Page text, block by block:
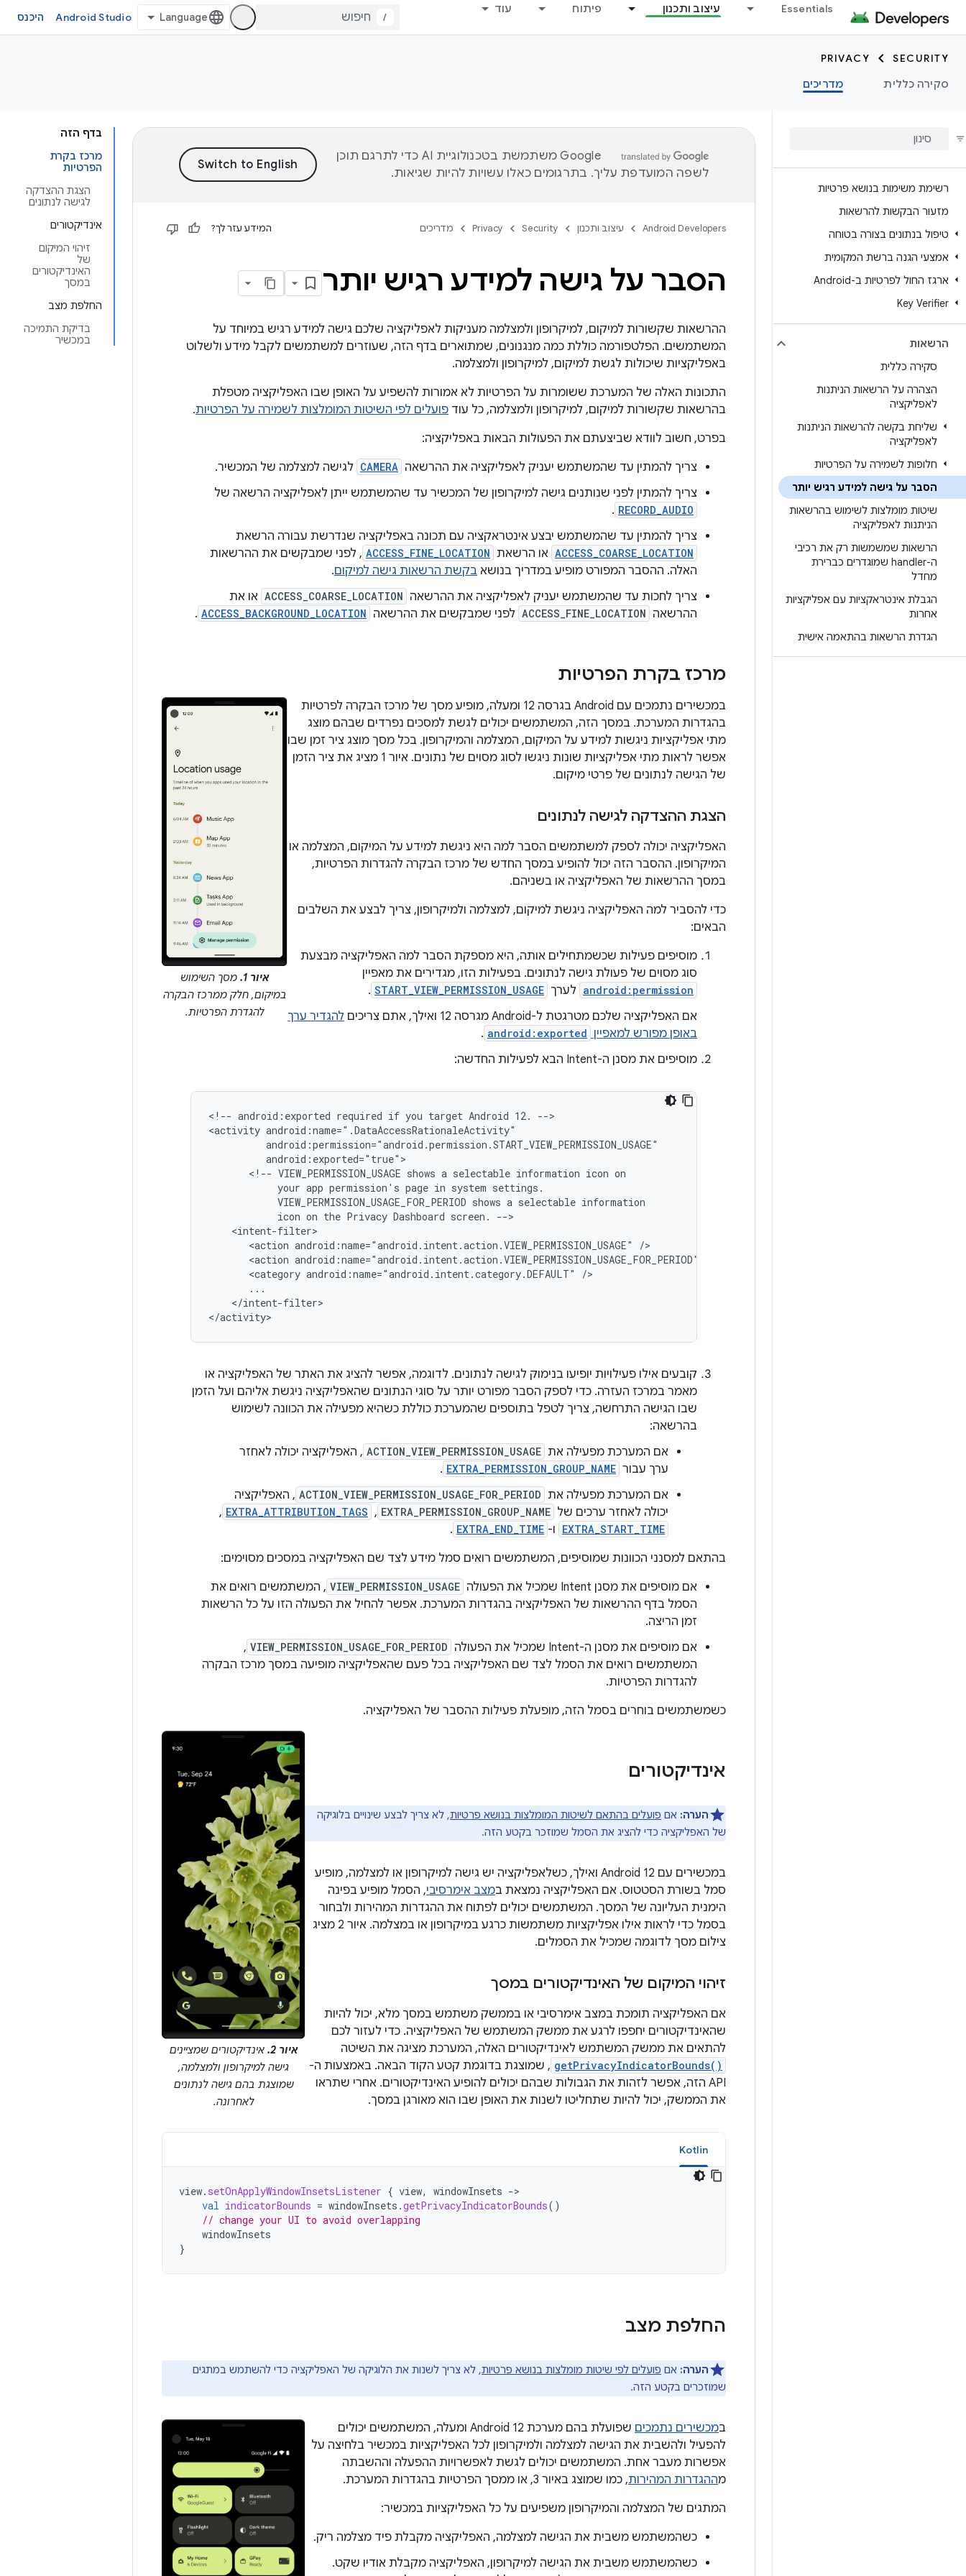
Essentials עיצוב ותכנון פיתוח עוד
/
Android Studio היכנס
SECURITY
PRIVACY
סקירה כללית
מדריכים
רשימת משימות בנושא פרטיות
מזעור הבקשות להרשאות
טיפול בנתונים בצורה בטוחה
אמצעי הגנה ברשת המקומית
ארגז החול לפרטיות ב-Android
Key Verifier
הרשאות
סקירה כללית
הצהרה על הרשאות הניתנות
לאפליקציה
שליחת בקשה להרשאות הניתנות
לאפליקציה
חלופות לשמירה על הפרטיות
הסבר על גישה למידע רגיש יותר
שיטות מומלצות לשימוש בהרשאות
הניתנות לאפליקציה
הרשאות שמשמשות רק את רכיבי
ה-handler שמוגדרים כברירת
מחדל
הגבלת אינטראקציות עם אפליקציות
אחרות
הגדרת הרשאות בהתאמה אישית
בדף הזה
מרכז בקרת
הפרטיות
הצגת ההצדקה
לגישה לנתונים
אינדיקטורים
זיהוי המיקום
של
האינדיקטורים
במסך
החלפת מצב
בדיקת התמיכה
במכשיר
‫Google משתמשת בטכנולוגיית AI כדי לתרגם תוכן
לשפה המועדפת עליך. בתרגומים כאלו עשויות להיות שגיאות.
Android Developers עיצוב ותכנון Security
Privacy מדריכים המידע עזר לך?
הסבר על גישה למידע רגיש יותר
ההרשאות שקשורות למיקום, למיקרופון ולמצלמה מעניקות לאפליקציה שלכם גישה למידע רגיש במיוחד על
המשתמשים. הפלטפורמה כוללת כמה מנגנונים, שמתוארים בדף הזה, שעוזרים למשתמשים לקבל מידע ולשלוט
באפליקציות שיכולות לגשת למיקום, למיקרופון ולמצלמה.
התכונות האלה של המערכת ששומרות על הפרטיות לא אמורות להשפיע על האופן שבו האפליקציה מטפלת
בהרשאות שקשורות למיקום, למיקרופון ולמצלמה, כל עוד פועלים לפי השיטות המומלצות לשמירה על הפרטיות.
בפרט, חשוב לוודא שביצעתם את הפעולות הבאות באפליקציה:
צריך להמתין עד שהמשתמש יעניק לאפליקציה את ההרשאה CAMERA לגישה למצלמה של המכשיר.
צריך להמתין לפני שנותנים גישה למיקרופון של המכשיר עד שהמשתמש ייתן לאפליקציה הרשאה של
RECORD_AUDIO
.
צריך להמתין עד שהמשתמש יבצע אינטראקציה עם תכונה באפליקציה שנדרשת עבורה הרשאת
ACCESS_COARSE_LOCATION או הרשאת ACCESS_FINE_LOCATION , לפני שמבקשים את ההרשאות
האלה. ההסבר המפורט מופיע במדריך בנושא בקשת הרשאות גישה למיקום.
צריך לחכות עד שהמשתמש יעניק לאפליקציה את ההרשאה ACCESS_COARSE_LOCATION או את
ההרשאה ACCESS_FINE_LOCATION לפני שמבקשים את ההרשאה ACCESS_BACKGROUND_LOCATION
.
מרכז בקרת הפרטיות
איור 1.
מסך השימוש
במיקום, חלק ממרכז הבקרה
להגדרת הפרטיות.
במכשירים נתמכים עם Android בגרסה 12 ומעלה, מופיע מסך של מרכז הבקרה לפרטיות
בהגדרות המערכת. במסך הזה, המשתמשים יכולים לגשת למסכים נפרדים שבהם מוצג
מתי אפליקציות ניגשות למידע על המיקום, המצלמה והמיקרופון. בכל מסך מוצג ציר זמן שבו
אפשר לראות מתי אפליקציות שונות ניגשו לסוג מסוים של נתונים. איור 1 מציג את ציר הזמן
של הגישה לנתונים של פרטי מיקום.
הצגת ההצדקה לגישה לנתונים
האפליקציה יכולה לספק למשתמשים הסבר למה היא ניגשת למידע על המיקום, המצלמה או
המיקרופון. ההסבר הזה יכול להופיע במסך החדש של מרכז הבקרה להגדרות הפרטיות,
במסך ההרשאות של האפליקציה או בשניהם.
כדי להסביר למה האפליקציה ניגשת למיקום, למצלמה ולמיקרופון, צריך לבצע את השלבים
הבאים:
מוסיפים פעילות שכשמתחילים אותה, היא מספקת הסבר למה האפליקציה מבצעת
סוג מסוים של פעולת גישה לנתונים. בפעילות הזו, מגדירים את מאפיין
android:permission לערך START_VIEW_PERMISSION_USAGE
.
אם האפליקציה שלכם מטרגטת ל-Android מגרסה 12 ואילך, אתם צריכים
להגדיר ערך
באופן מפורש למאפיין android:exported
.
מוסיפים את מסנן ה-Intent הבא לפעילות החדשה:
<!-- android:exported required if you target Android 12.
-->
<activity
<!-- VIEW_PERMISSION_USAGE shows a selectable information icon
your app permission's page in system
VIEW_PERMISSION_USAGE_FOR_PERIOD shows a selectable
icon on the Privacy Dashboard screen.
<action android:name="android.intent.action.VIEW_PERMISSION_USAGE"
<action android:name="android.intent.action.VIEW_PERMISSION_USAGE_FOR_PERIOD"
<category android:name="android.intent.category.DEFAULT"
</intent-filter>
</activity>
קובעים אילו פעילויות יופיעו בנימוק לגישה לנתונים. לדוגמה, אפשר להציג את האתר של האפליקציה או
מאמר במרכז העזרה. כדי לספק הסבר מפורט יותר על סוגי הנתונים שהאפליקציה ניגשת אליהם ועל הזמן
שבו הגישה התרחשה, צריך לטפל בתוספים שהמערכת כוללת כשהיא מפעילה את הכוונה לשימוש
בהרשאה:
אם המערכת מפעילה את ACTION_VIEW_PERMISSION_USAGE , האפליקציה יכולה לאחזר
ערך עבור EXTRA_PERMISSION_GROUP_NAME
.
אם המערכת מפעילה את ACTION_VIEW_PERMISSION_USAGE_FOR_PERIOD , האפליקציה
יכולה לאחזר ערכים של EXTRA_PERMISSION_GROUP_NAME
,‏
EXTRA_ATTRIBUTION_TAGS
,‏
EXTRA_START_TIME ו- EXTRA_END_TIME
.
בהתאם למסנני הכוונות שמוסיפים, המשתמשים רואים סמל מידע לצד שם האפליקציה במסכים מסוימים:
אם מוסיפים את מסנן Intent שמכיל את הפעולה
VIEW_PERMISSION_USAGE , המשתמשים רואים את
הסמל בדף ההרשאות של האפליקציה בהגדרות המערכת. אפשר להחיל את הפעולה הזו על כל הרשאות
זמן הריצה.
אם מוסיפים את מסנן ה-Intent שמכיל את הפעולה
VIEW_PERMISSION_USAGE_FOR_PERIOD
,
המשתמשים רואים את הסמל לצד שם האפליקציה בכל פעם שהאפליקציה מופיעה במסך מרכז הבקרה
להגדרות הפרטיות.
כשמשתמשים בוחרים בסמל הזה, מופעלת פעילות ההסבר של האפליקציה.
איור 2.
אינדיקטורים שמציינים
גישה למיקרופון ולמצלמה,
שמוצגת בהם גישה לנתונים
לאחרונה.
אינדיקטורים
הערה: אם פועלים בהתאם לשיטות המומלצות בנושא פרטיות, לא צריך לבצע שינויים בלוגיקה
של האפליקציה כדי להציג את הסמל שמוזכר בקטע הזה.
במכשירים עם Android 12 ואילך, כשלאפליקציה יש גישה למיקרופון או למצלמה, מופיע
סמל בשורת הסטטוס. אם האפליקציה נמצאת במצב אימרסיבי, הסמל מופיע בפינה
הימנית העליונה של המסך. המשתמשים יכולים לפתוח את ההגדרות המהירות ולבחור
בסמל כדי לראות אילו אפליקציות משתמשות כרגע במיקרופון או במצלמה. איור 2 מציג
צילום מסך לדוגמה שמכיל את הסמלים.
זיהוי המיקום של האינדיקטורים במסך
אם האפליקציה תומכת במצב אימרסיבי או בממשק משתמש במסך מלא, יכול להיות
שהאינדיקטורים יחפפו לרגע את ממשק המשתמש של האפליקציה. כדי לעזור לכם
להתאים את ממשק המשתמש לאינדיקטורים האלה, המערכת מציגה את השיטה
getPrivacyIndicatorBounds() , שמוצגת בדוגמת קטע הקוד הבאה. באמצעות ה-
API הזה, אפשר לזהות את הגבולות שבהם יכולים להופיע האינדיקטורים. אחרי שתראו
את הממשק, יכול להיות שתחליטו לשנות את האופן שבו הוא מאורגן במסך.
Kotlin
view. setOnApplyWindowInsetsListener { view, windowInsets -
val indicatorBounds = windowInsets .getPrivacyIndicatorBounds()
// change your UI to avoid overlapping
windowInsets
}
החלפת מצב
הערה: אם פועלים לפי שיטות מומלצות בנושא פרטיות, לא צריך לשנות את הלוגיקה של האפליקציה כדי להשתמש במתגים
שמוזכרים בקטע הזה.
במכשירים נתמכים
שפועלת בהם מערכת Android 12 ומעלה, המשתמשים יכולים
להפעיל ולהשבית את הגישה למצלמה ולמיקרופון לכל האפליקציות במכשיר בלחיצה על
אפשרות מעבר אחת. המשתמשים יכולים לגשת לאפשרויות ההפעלה וההשבתה
מההגדרות המהירות, כמו שמוצג באיור 3, או ממסך הפרטיות בהגדרות המערכת.
המתגים של המצלמה והמיקרופון משפיעים על כל האפליקציות במכשיר:
כשהמשתמש משבית את הגישה למצלמה, האפליקציה מקבלת פיד מצלמה ריק.
כשהמשתמש משבית את הגישה למיקרופון, האפליקציה מקבלת אודיו שקט.